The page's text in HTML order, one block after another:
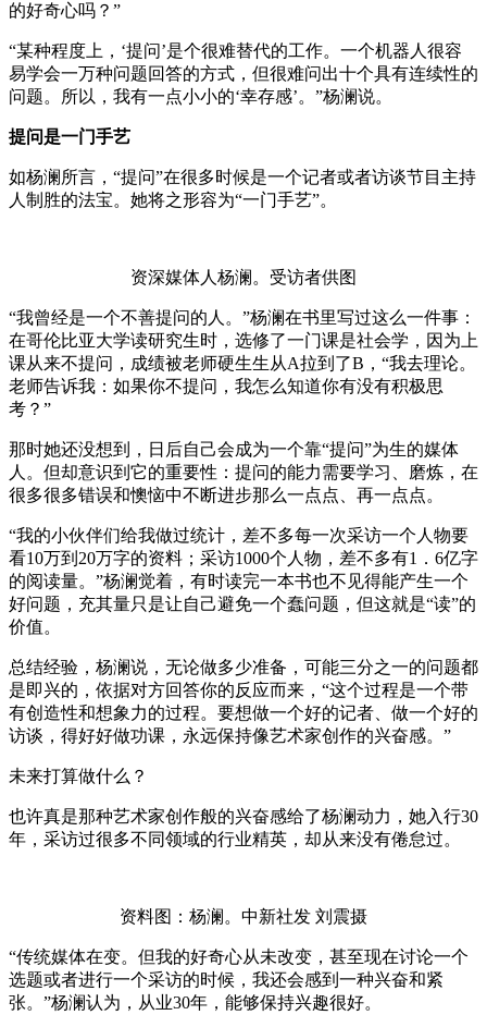
的好奇心吗？”
“某种程度上，‘提问’是个很难替代的工作。一个机器人很容
易学会一万种问题回答的方式，但很难问出十个具有连续性的
问题。所以，我有一点小小的‘幸存感’。”杨澜说。
提问是一门手艺
如杨澜所言，“提问”在很多时候是一个记者或者访谈节目主持
人制胜的法宝。她将之形容为“一门手艺”。
资深媒体人杨澜。受访者供图
“我曾经是一个不善提问的人。”杨澜在书里写过这么一件事：
在哥伦比亚大学读研究生时，选修了一门课是社会学，因为上
课从来不提问，成绩被老师硬生生从A拉到了B，“我去理论。
老师告诉我：如果你不提问，我怎么知道你有没有积极思
考？”
那时她还没想到，日后自己会成为一个靠“提问”为生的媒体
人。但却意识到它的重要性：提问的能力需要学习、磨炼，在
很多很多错误和懊恼中不断进步那么一点点、再一点点。
“我的小伙伴们给我做过统计，差不多每一次采访一个人物要
看10万到20万字的资料；采访1000个人物，差不多有1．6亿字
的阅读量。”杨澜觉着，有时读完一本书也不见得能产生一个
好问题，充其量只是让自己避免一个蠢问题，但这就是“读”的
价值。
总结经验，杨澜说，无论做多少准备，可能三分之一的问题都
是即兴的，依据对方回答你的反应而来，“这个过程是一个带
有创造性和想象力的过程。要想做一个好的记者、做一个好的
访谈，得好好做功课，永远保持像艺术家创作的兴奋感。”
未来打算做什么？
也许真是那种艺术家创作般的兴奋感给了杨澜动力，她入行30
年，采访过很多不同领域的行业精英，却从来没有倦怠过。
资料图：杨澜。中新社发 刘震摄
“传统媒体在变。但我的好奇心从未改变，甚至现在讨论一个
选题或者进行一个采访的时候，我还会感到一种兴奋和紧
张。”杨澜认为，从业30年，能够保持兴趣很好。